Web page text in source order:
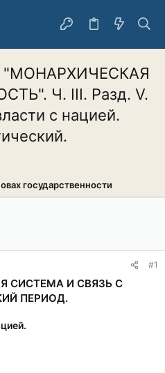
Ч. III. Разд. V.
с нацией.
государственности
#1
СИСТЕМА И СВЯЗЬ С
ПЕРИОД.